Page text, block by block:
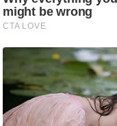
g
N
s
ला
इ